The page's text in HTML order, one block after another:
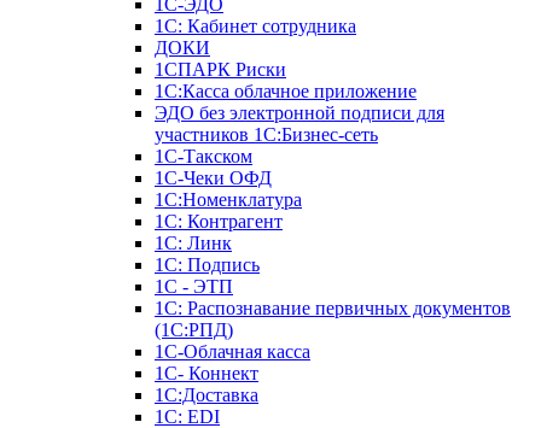
1С-ЭДО
1С: Кабинет сотрудника
ДОКИ
1СПАРК Риски
1С:Касса облачное приложение
ЭДО без электронной подписи для
участников 1С:Бизнес-сеть
1С-Такском
1С-Чеки ОФД
1С:Номенклатура
1С: Контрагент
1С: Линк
1С: Подпись
1С - ЭТП
1С: Распознавание первичных документов
(1С:РПД)
1С-Облачная касса
1С- Коннект
1С:Доставка
1С: EDI